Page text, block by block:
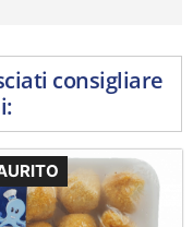
consigliare